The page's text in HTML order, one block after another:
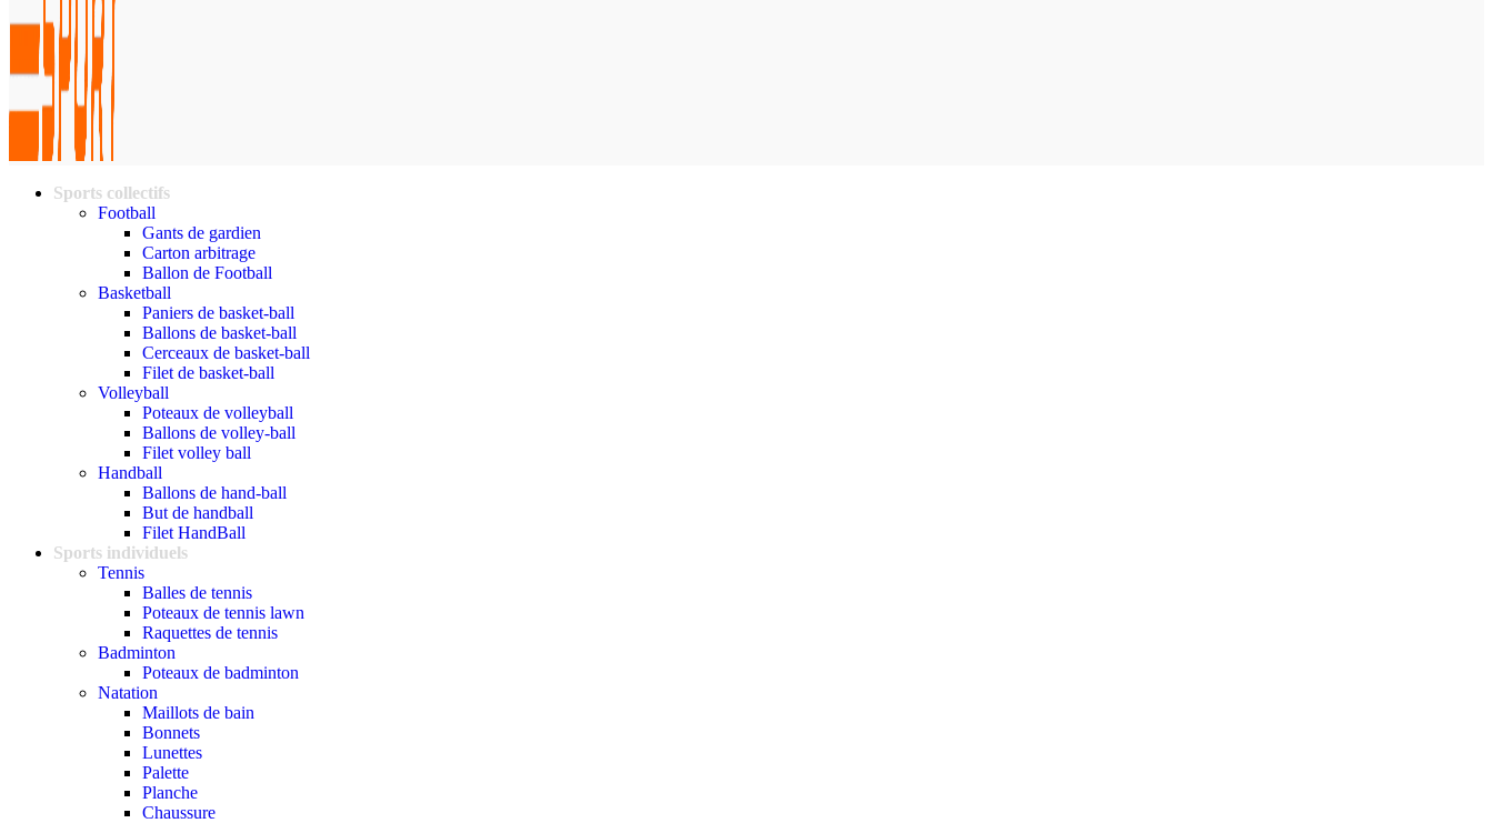
Sports collectifs
Football
Gants de gardien
Carton arbitrage
Ballon de Football
Basketball
Paniers de basket-ball
Ballons de basket-ball
Cerceaux de basket-ball
Filet de basket-ball
Volleyball
Poteaux de volleyball
Ballons de volley-ball
Filet volley ball
Handball
Ballons de hand-ball
But de handball
Filet HandBall
Sports individuels
Tennis
Balles de tennis
Poteaux de tennis lawn
Raquettes de tennis
Badminton
Poteaux de badminton
Natation
Maillots de bain
Bonnets
Lunettes
Palette
Planche
Chaussure